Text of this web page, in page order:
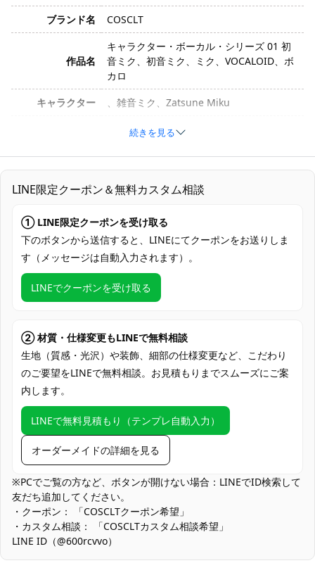
ブランド名
COSCLT
作品名
キャラクター・ボーカル・シリーズ 01 初
音ミク、初音ミク、ミク、VOCALOID、ボ
カロ
キャラクター
、雑音ミク、Zatsune Miku
XS、S、M、L、XL
素材
コスプレ専用生地
セット内容
トップス、スカート、ネクタイ、ネクタイ
ピン
発送予定
加工時間：7～15営業日、配送時間：5～7
営業日（土・日・祝日を除く）
クレジットカード（VISA、Master、JCB、
discover、AMERICAN EXPRESS）、
PayPal、銀行振込
使用場所
イベント、撮影会・スタジオ撮影、ハロウ
ィン仮装、同人即売会、ライブ・コスプレ
ステージ、テーマカフェ出勤・交流会
コスプレ対象
ァン、出演者
他の衣類と同じく、清潔に乾燥を保ち、鋭
い物によっての破れを避けてください。
商品状態
新品未使用
お手入れ方法
手洗いを推奨、日陰で乾燥、アイロンは低
温でかける
堅牢性を高めるために要所の縫製を強化しています。その分やや
しっかりした着用感になります。軽量さを最優先した衣装と比
続きを見る
LINE限定クーポン＆無料カスタム相談
① LINE限定クーポンを受け取る
下のボタンから送信すると、LINEにてクーポンをお送りしま
す（メッセージは自動入力されます）。
LINEでクーポンを受け取る
② 材質・仕様変更もLINEで無料相談
生地（質感・光沢）や装飾、細部の仕様変更など、こだわり
のご要望をLINEで無料相談。お見積もりまでスムーズにご案
内します。
LINEで無料見積もり（テンプレ自動入力）
オーダーメイドの詳細を見る
※PCでご覧の方など、ボタンが開けない場合：LINEでID検索して
友だち追加してください。
・クーポン： 「COSCLTクーポン希望」
・カスタム相談： 「COSCLTカスタム相談希望」
LINE ID（@600rcvvo）